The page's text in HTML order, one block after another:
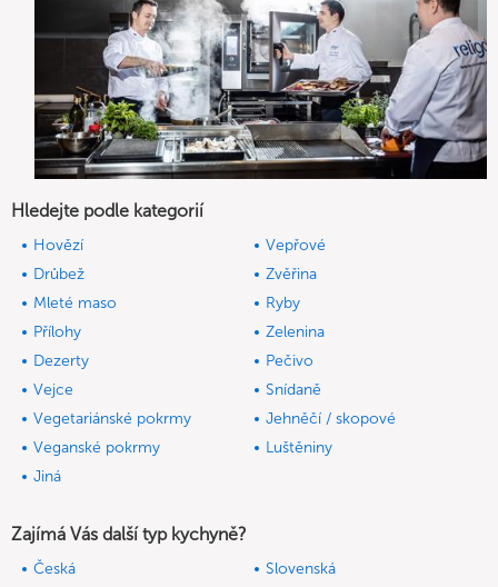
Hledejte podle kategorií
Hovězí
Vepřové
Drůbež
Zvěřina
Mleté maso
Ryby
Přílohy
Zelenina
Dezerty
Pečivo
Vejce
Snídaně
Vegetariánské pokrmy
Jehněčí / skopové
Veganské pokrmy
Luštěniny
Jiná
Zajímá Vás další typ kychyně?
Česká
Slovenská